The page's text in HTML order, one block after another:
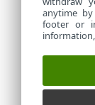
anytime
footer or